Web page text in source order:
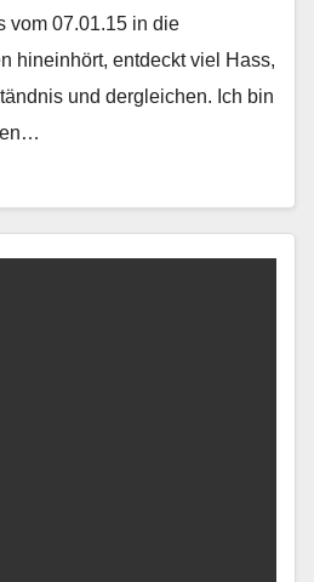
vom 07.01.15 in die
hineinhört, entdeckt viel Hass,
und dergleichen. Ich bin